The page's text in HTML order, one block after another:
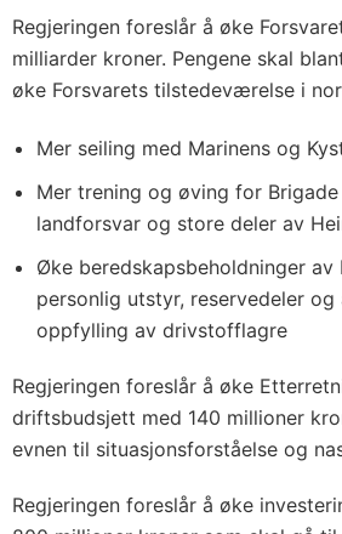
Regjeringen foreslår å øke
milliarder kroner. Pengene skal
øke Forsvarets tilstedeværelse i
Mer seiling med Marinens og
Mer trening og øving for
landforsvar og store deler av
Øke beredskapsbeholdninger av
personlig utstyr, reservedeler og
oppfylling av drivstofflagre
Regjeringen foreslår å øke
driftsbudsjett med 140 millioner
evnen til situasjonsforståelse og
Regjeringen foreslår å øke